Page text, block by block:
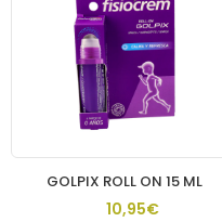
GOLPIX ROLL ON 15 ML
10,95€